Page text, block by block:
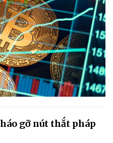
gỡ nút thắt pháp